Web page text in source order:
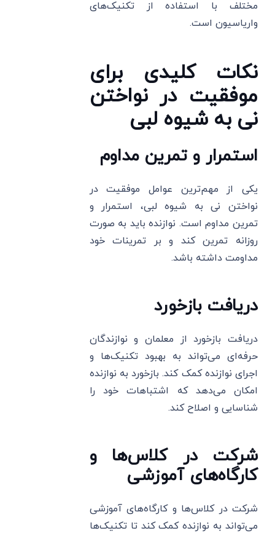
مختلف با استفاده از تکنیک‌های
واریاسیون است.
نکات کلیدی برای
موفقیت در نواختن
نی به شیوه لبی
استمرار و تمرین مداوم
یکی از مهم‌ترین عوامل موفقیت در
نواختن نی به شیوه لبی، استمرار و
تمرین مداوم است. نوازنده باید به صورت
روزانه تمرین کند و بر تمرینات خود
مداومت داشته باشد.
دریافت بازخورد
دریافت بازخورد از معلمان و نوازندگان
حرفه‌ای می‌تواند به بهبود تکنیک‌ها و
اجرای نوازنده کمک کند. بازخورد به نوازنده
امکان می‌دهد که اشتباهات خود را
شناسایی و اصلاح کند.
شرکت در کلاس‌ها و
کارگاه‌های آموزشی
شرکت در کلاس‌ها و کارگاه‌های آموزشی
می‌تواند به نوازنده کمک کند تا تکنیک‌ها